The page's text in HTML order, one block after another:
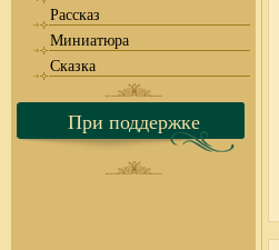
Рассказ
Миниатюра
Сказка
При поддержке